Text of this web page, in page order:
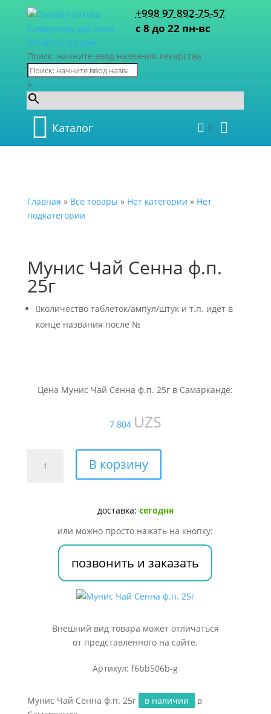
+998 97 892-75-57
с 8 до 22 пн-вс
Поиск: начните ввод названия лекарства
×
Каталог 0
Главная » Все товары » Нет категории » Нет
подкатегории
Мунис Чай Сенна ф.п.
25г
количество таблеток/ампул/штук и т.п. идет в
конце названия после №
Цена Мунис Чай Сенна ф.п. 25г в Самарканде:
7 804 UZS
товара
В корзину
доставка: сегодня
или можно просто нажать на кнопку:
позвонить и заказать
Внешний вид товара может отличаться
от представленного на сайте.
Артикул: f6bb506b-g
Мунис Чай Сенна ф.п. 25г в наличии
в